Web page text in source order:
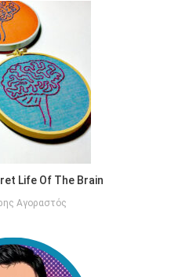
Life Of The Brain
Αγοραστός